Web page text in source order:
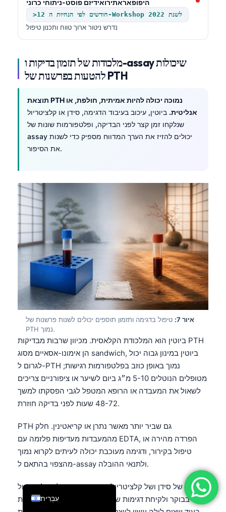
היפופאראתירואידיזם פוסט-ניתוחי כרוני
>12 חודשים לפי הנחיות ה-Workshop לשנת 2022
נדרש ניטור ארוך טווח ותכנון טיפול
מלכודות של תזמון בדיקות ו-assay שיכולות
להטעות בפרשנות של PTH
תוצאת PTH נמוכה יכולה להיות אמיתית, חולפת, או
אנליטית. ביוטין, עיכוב בעיבוד הדגימה, סידן או קלציטריול
שנלקחו זמן קצר לפני הבדיקה, ופלטפורמות שונות של
assay יכולים להזיז את הערך המדווח מספיק כדי לשנות
את הסיפור.
איור 7:
טיפול בדגימה ותזמון תוספים יכולים לשנות פרשנות של
PTH נמוך.
ביוטין הוא המלכודת הקלאסית. מכיוון שרבות מבדיקות PTH
הן אימונו-אסאיים מסוג sandwich, ביוטין במינון גבוה יכול
לגרום ל-PTH נמוך באופן כוזב בפלטפורמות רגישות;
מטופלים הנוטלים 5-10 מ״ג ביום לשיער או ציפורניים צריכים
לשאול את המעבדה או הרופא המטפל לגבי הפסקתו למשך
48-72 שעות לפני בדיקה חוזרת.
PTH גם שביר יותר מאשר נתרן או קריאטינין. חלק
מהמעבדות מעדיפות פלזמה עם EDTA, הפרדה מהירה או
טיפול בקירור, ודגימה מעוכבת יכולה לעיתים לקרוא נמוך
מהצפוי בהתאם ל-assay ולתנאי ההובלה.
לתזמון של סידן ושל קלציטריול יש חשיבות. נטילת קלציטריול
בבוקר ולקיחת דגימות שעתיים לאחר מכן יכולה להעלות
עִבְרִית
English
Deutsch
العربية
Français
Português
Ελληνικά
Română
فارسی
Български
Dansk
Nederlands
हिन्दी
Bahasa Indonesia
Հայերեն
Íslenska
Svenska
Bosanski
Azərbaycan dili
Eesti
日本語
Čeština
Русский
Lietuvių kalba